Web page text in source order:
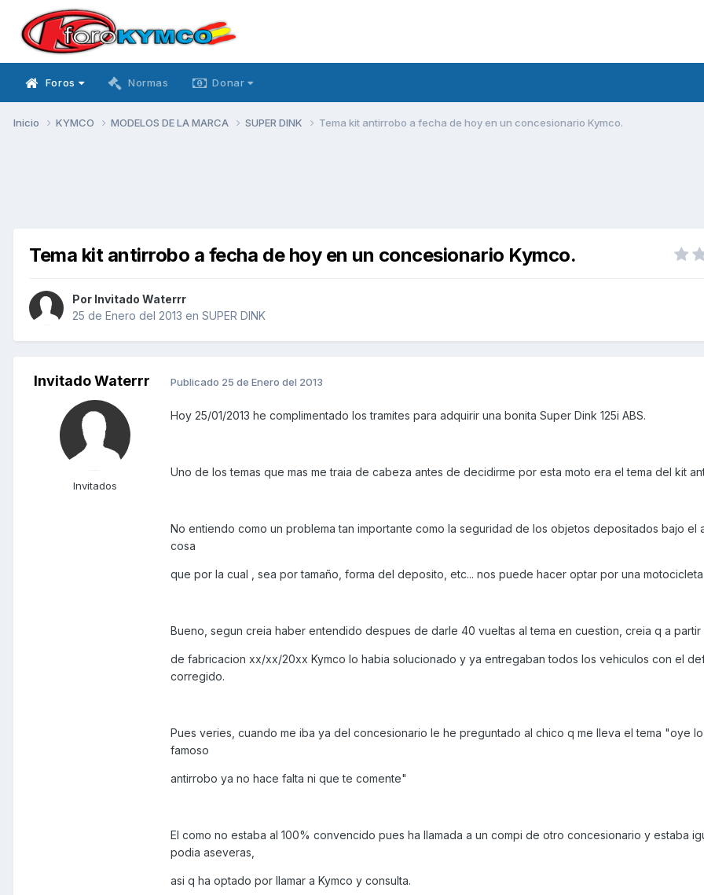
Foros Normas Donar
Inicio KYMCO MODELOS DE LA MARCA SUPER DINK Tema kit antirrobo a fecha de hoy en un concesionario Kymco.
Tema kit antirrobo a fecha de hoy en un concesionario Kymco.
Por Invitado Waterrr
25 de Enero del 2013 en SUPER DINK
Invitado Waterrr
Invitados
Publicado 25 de Enero del 2013
Hoy 25/01/2013 he complimentado los tramites para adquirir una bonita Super Dink 125i ABS.
Uno de los temas que mas me traia de cabeza antes de decidirme por esta moto era el tema del kit
No entiendo como un problema tan importante como la seguridad de los objetos depositados bajo el
cosa
que por la cual , sea por tamaño, forma del deposito, etc... nos puede hacer optar por una motocicleta
Bueno, segun creia haber entendido despues de darle 40 vueltas al tema en cuestion, creia q a
de fabricacion xx/xx/20xx Kymco lo habia solucionado y ya entregaban todos los vehiculos con el
corregido.
Pues veries, cuando me iba ya del concesionario le he preguntado al chico q me lleva el tema "oye
famoso
antirrobo ya no hace falta ni que te comente"
El como no estaba al 100% convencido pues ha llamada a un compi de otro concesionario y estaba
podia aseveras,
asi q ha optado por llamar a Kymco y consulta.